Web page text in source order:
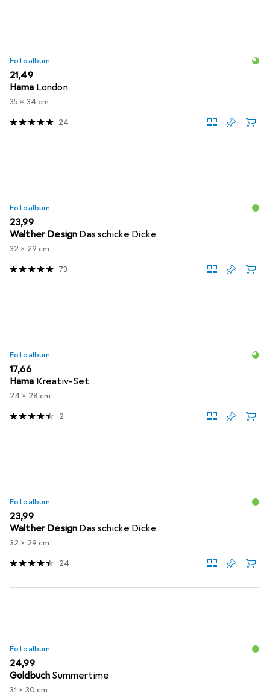
Fotoalbum
EUR
21,49
Hama London
35 x 34 cm
24
Fotoalbum
EUR
23,99
Walther Design Das schicke Dicke
32 x 29 cm
73
Fotoalbum
EUR
17,66
Hama Kreativ-Set
24 x 28 cm
2
Fotoalbum
EUR
23,99
Walther Design Das schicke Dicke
32 x 29 cm
24
Fotoalbum
EUR
24,99
Goldbuch Summertime
31 x 30 cm